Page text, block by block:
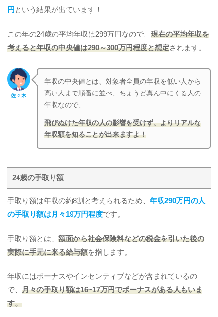
円 という結果が出ています！
この年の24歳の平均年収は299万円なので、 現在の平均年収を
考えると年収の中央値は290～300万円程度と想定されます。
佐々木
年収の中央値とは、対象者全員の年収を低い人から
高い人まで順番に並べ、ちょうど真ん中にくる人の
年収なので、
飛びぬけた年収の人の影響を受けず、よりリアルな
年収額を知ることが出来ますよ！
24歳の手取り額
手取り額は年収の約8割と考えられるため、 年収290万円の人
の手取り額は月々19万円程度です。
手取り額とは、 額面から社会保険料などの税金を引いた後の
実際に手元に来る給与額を指します。
年収にはボーナスやインセンティブなどが含まれているの
で、 月々の手取り額は16~17万円でボーナスがある人もいま
す。